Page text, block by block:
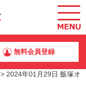
無料会員登録
> 2024年01月29日 飯塚オ